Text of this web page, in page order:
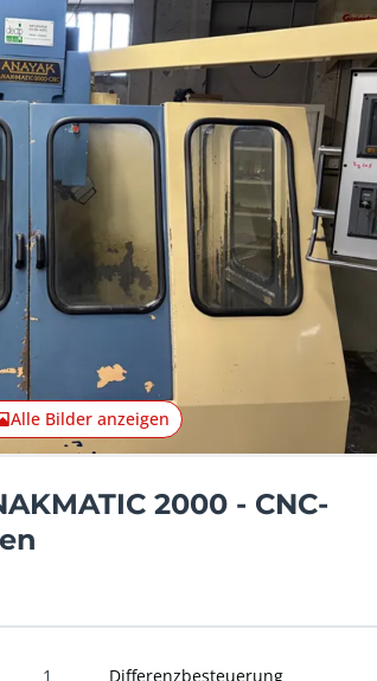
Alle Bilder anzeigen
2000 - CNC-
1 Differenzbesteuerung